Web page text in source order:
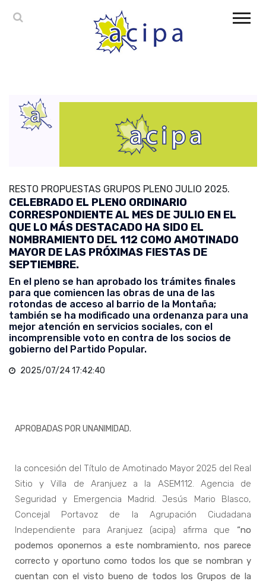
RESTO PROPUESTAS GRUPOS PLENO JULIO 2025.
CELEBRADO EL PLENO ORDINARIO
CORRESPONDIENTE AL MES DE JULIO EN EL
QUE LO MÁS DESTACADO HA SIDO EL
NOMBRAMIENTO DEL 112 COMO AMOTINADO
MAYOR DE LAS PRÓXIMAS FIESTAS DE
SEPTIEMBRE.
En el pleno se han aprobado los trámites finales
para que comiencen las obras de una de las
rotondas de acceso al barrio de la Montaña;
también se ha modificado una ordenanza para una
mejor atención en servicios sociales, con el
incomprensible voto en contra de los socios de
gobierno del Partido Popular.
2025/07/24 17:42:40
APROBADAS POR UNANIMIDAD.
la concesión del Título de Amotinado Mayor 2025 del Real
Sitio y Villa de Aranjuez a la ASEM112. Agencia de
Seguridad y Emergencia Madrid. Jesús Mario Blasco,
Concejal Portavoz de la Agrupación Ciudadana
Independiente para Aranjuez (acipa) afirma que “no
podemos oponernos a este nombramiento, nos parece
correcto y oportuno como todos los que se nombran y
cuentan con el visto bueno de todos los Grupos de la